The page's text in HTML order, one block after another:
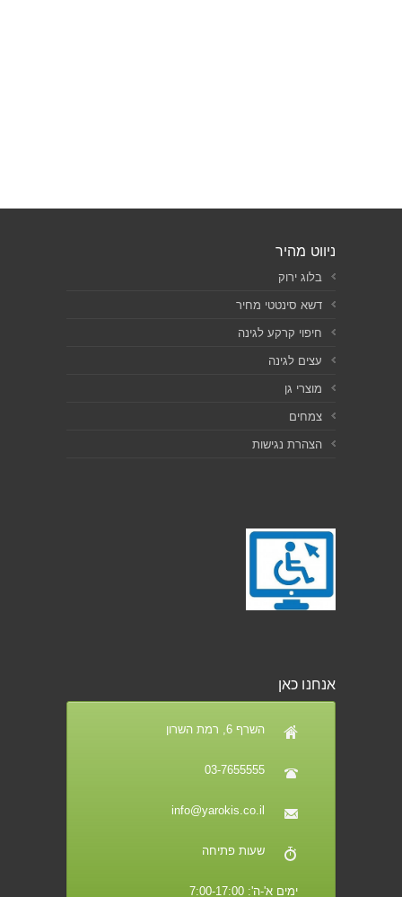
ניווט מהיר
בלוג ירוק
דשא סינטטי מחיר
חיפוי קרקע לגינה
עצים לגינה
מוצרי גן
צמחים
הצהרת נגישות
אנחנו כאן
השרף 6, רמת השרון
03-7655555
info@yarokis.co.il
שעות פתיחה
ימים א'-ה': 7:00-17:00